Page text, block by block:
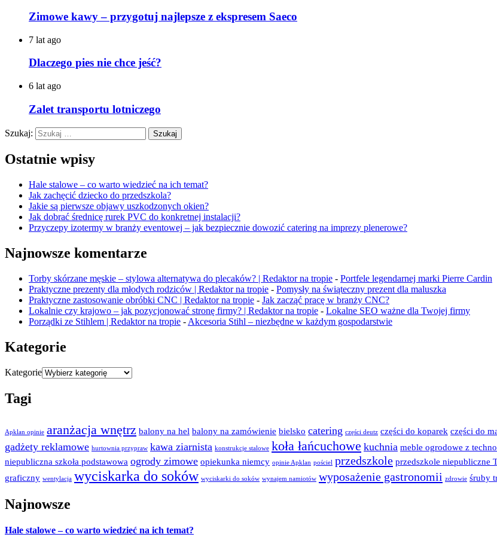
Zimowe kawy – przygotuj najlepsze z ekspresem Saeco
7 lat ago
Dlaczego pies nie chce jeść?
6 lat ago
Zalet transportu lotniczego
Szukaj:
Ostatnie wpisy
Hale stalowe – co warto wiedzieć na ich temat?
Jak zachęcić dziecko do przedszkola?
Jakie są pierwsze objawy uszkodzonych okien?
Jak dobrać średnicę rurek PVC do konkretnej instalacji?
Przyczepy izotermy w branży eventowej – jak bezpiecznie dowozić catering na imprezy plenerowe?
Najnowsze komentarze
Torby skórzane męskie – stylowa alternatywa do plecaków? | Redaktor na tropie - Portfele legendarnej marki Pierre Cardin
Praktyczne prezenty dla młodych rodziców | Redaktor na tropie - Pomysły na świąteczny prezent dla maluszka
Praktyczne zastosowanie obróbki CNC | Redaktor na tropie - Jak zacząć pracę w branży CNC?
Lokalnie czy krajowo – jak pozycjonować stronę firmy? | Redaktor na tropie - Lokalne SEO ważne dla Twojej firmy
Porządki ze Stihlem | Redaktor na tropie - Akcesoria Stihl – niezbędne w każdym gospodarstwie
Kategorie
Kategorie
Tagi
Apklan opinie aranżacja wnętrz balony na hel balony na zamówienie bielsko catering części deutz części do koparek części do
gadżety reklamowe hurtownia przypraw kawa ziarnista konstrukcje stalowe koła łańcuchowe kuchnia meble ogrodowe z
niepubliczna szkoła podstawowa ogrody zimowe opiekunka niemcy opinie Apklan pościel przedszkole przedszkole niepubliczne
graficzny wentylacja wyciskarka do soków wyciskarki do soków wynajem namiotów wyposażenie gastronomii zdrowie śruby
Najnowsze
Hale stalowe – co warto wiedzieć na ich temat?